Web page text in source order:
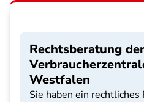
Rechtsberatung der
Westfalen
Sie haben ein rechtliches